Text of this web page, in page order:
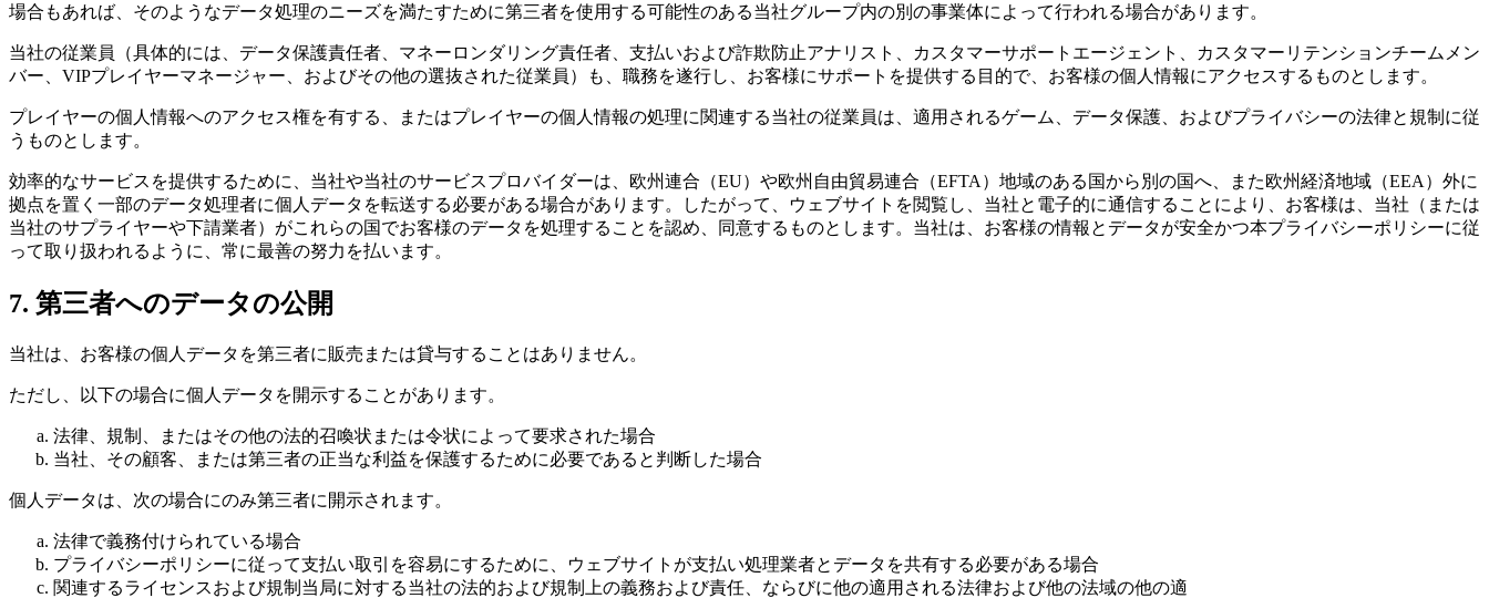
場合もあれば、そのようなデータ処理のニーズを満たすために第三者を使用する可能性のある当社グループ内の別の事業体によって行われる場合があります。
当社の従業員（具体的には、データ保護責任者、マネーロンダリング責任者、支払いおよび詐欺防止アナリスト、カスタマーサポートエージェント、カスタマーリテンションチームメン
バー、VIPプレイヤーマネージャー、およびその他の選抜された従業員）も、職務を遂行し、お客様にサポートを提供する目的で、お客様の個人情報にアクセスするものとします。
プレイヤーの個人情報へのアクセス権を有する、またはプレイヤーの個人情報の処理に関連する当社の従業員は、適用されるゲーム、データ保護、およびプライバシーの法律と規制に従
うものとします。
効率的なサービスを提供するために、当社や当社のサービスプロバイダーは、欧州連合（EU）や欧州自由貿易連合（EFTA）地域のある国から別の国へ、また欧州経済地域（EEA）外に
拠点を置く一部のデータ処理者に個人データを転送する必要がある場合があります。したがって、ウェブサイトを閲覧し、当社と電子的に通信することにより、お客様は、当社（または
当社のサプライヤーや下請業者）がこれらの国でお客様のデータを処理することを認め、同意するものとします。当社は、お客様の情報とデータが安全かつ本プライバシーポリシーに従
って取り扱われるように、常に最善の努力を払います。
7. 第三者へのデータの公開
当社は、お客様の個人データを第三者に販売または貸与することはありません。
ただし、以下の場合に個人データを開示することがあります。
法律、規制、またはその他の法的召喚状または令状によって要求された場合
当社、その顧客、または第三者の正当な利益を保護するために必要であると判断した場合
個人データは、次の場合にのみ第三者に開示されます。
法律で義務付けられている場合
プライバシーポリシーに従って支払い取引を容易にするために、ウェブサイトが支払い処理業者とデータを共有する必要がある場合
関連するライセンスおよび規制当局に対する当社の法的および規制上の義務および責任、ならびに他の適用される法律および他の法域の他の適